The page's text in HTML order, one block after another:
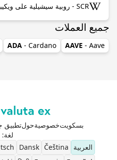
SCR - روبية سيشيلية على ويكيبيديا
جميع العملات
AAVE - Aave
ADA - Cardano
بسكويتخصوصيةحولتطبيق
لغة:
العربية
Čeština
Dansk